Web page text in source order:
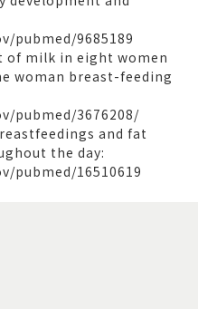
pubmed/9685189
of milk in eight women
woman breast-feeding
pubmed/3676208/
and fat
the day:
pubmed/16510619